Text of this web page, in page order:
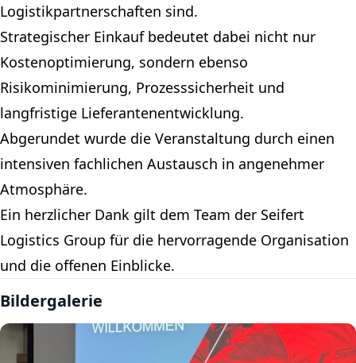
Logistikpartnerschaften sind.
Strategischer Einkauf bedeutet dabei nicht nur
Kostenoptimierung, sondern ebenso
Risikominimierung, Prozesssicherheit und
langfristige Lieferantenentwicklung.
Abgerundet wurde die Veranstaltung durch einen
intensiven fachlichen Austausch in angenehmer
Atmosphäre.
Ein herzlicher Dank gilt dem Team der Seifert
Logistics Group für die hervorragende Organisation
und die offenen Einblicke.
Bildergalerie